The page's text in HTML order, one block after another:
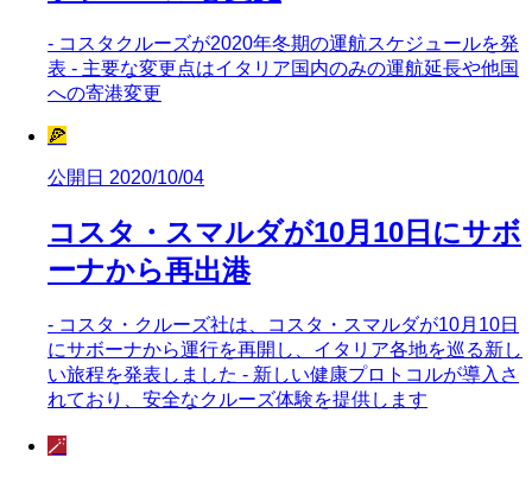
- コスタクルーズが2020年冬期の運航スケジュールを発
表 - 主要な変更点はイタリア国内のみの運航延長や他国
への寄港変更
🍕
公開日 2020/10/04
コスタ・スマルダが10月10日にサボ
ーナから再出港
- コスタ・クルーズ社は、コスタ・スマルダが10月10日
にサボーナから運行を再開し、イタリア各地を巡る新し
い旅程を発表しました - 新しい健康プロトコルが導入さ
れており、安全なクルーズ体験を提供します
🪄